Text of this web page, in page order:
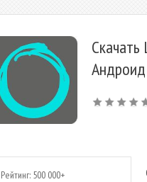
Рейтинг: 500 000+